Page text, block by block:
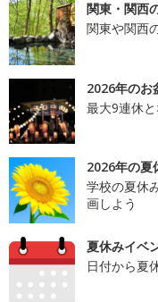
関東・関西
関東や関西
2026年のお
最大9連休
2026年の夏
学校の夏休
画しよう
夏休みイベ
日付から夏